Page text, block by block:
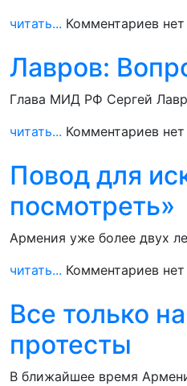
читать... Комментариев нет
Лавров:
Глава МИД РФ Сергей
читать... Комментариев нет
Повод для
посмотреть»
Армения уже более двух
читать... Комментариев нет
Все только
протесты
В ближайшее время